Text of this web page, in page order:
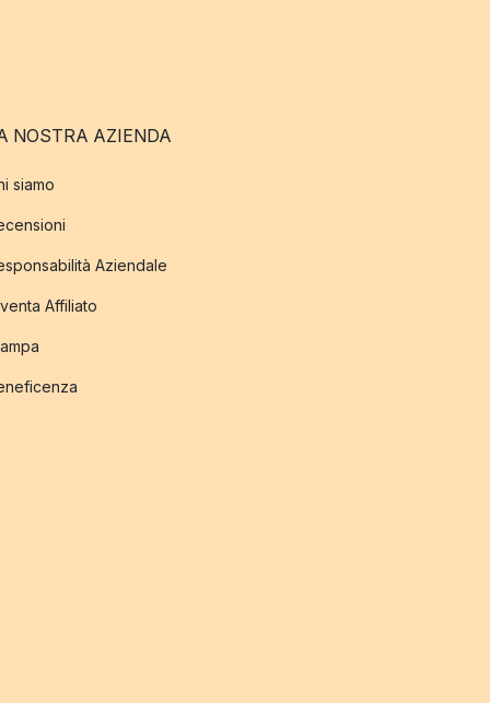
NOSTRA AZIENDA
siamo
Aziendale
Affiliato